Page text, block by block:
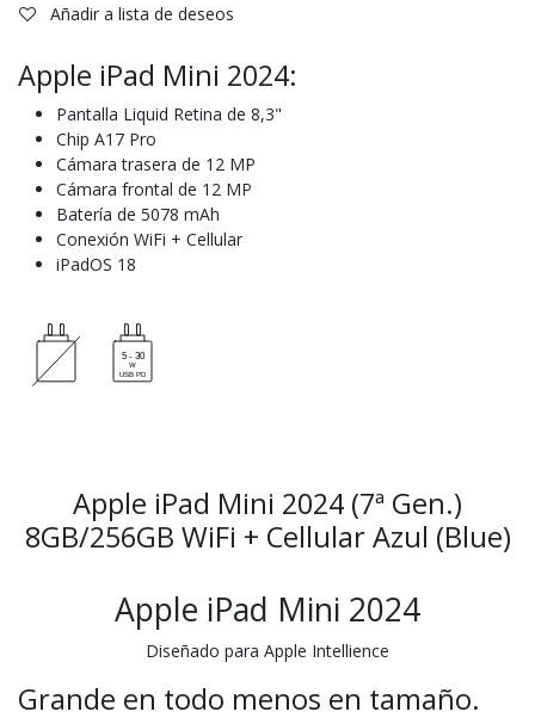
Añadir a lista de deseos
Apple iPad Mini 2024:
Pantalla Liquid Retina de 8,3"
Chip A17 Pro
Cámara trasera de 12 MP
Cámara frontal de 12 MP
Batería de 5078 mAh
Conexión WiFi + Cellular
iPadOS 18
Apple iPad Mini 2024 (7ª Gen.)
8GB/256GB WiFi + Cellular Azul (Blue)
Apple iPad Mini 2024
Diseñado para Apple Intellience
Grande en todo menos en tamaño.